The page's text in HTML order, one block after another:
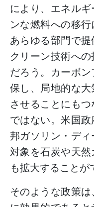
により、エネル
ンな燃料への移
あらゆる部門で提
クリーン技術へ
だろう。カーボ
保し、局地的な
させることにも
ではない。米国
邦ガソリン・デ
対象を石炭や天
も拡大することが
そのような政策